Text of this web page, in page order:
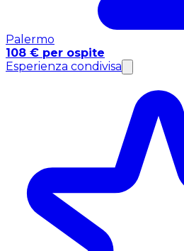
Palermo
108 € per ospite
Esperienza condivisa